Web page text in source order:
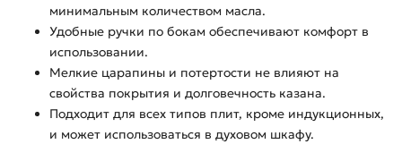
минимальным количеством масла.
Удобные ручки по бокам обеспечивают комфорт в
использовании.
Мелкие царапины и потертости не влияют на
свойства покрытия и долговечность казана.
Подходит для всех типов плит, кроме индукционных,
и может использоваться в духовом шкафу.